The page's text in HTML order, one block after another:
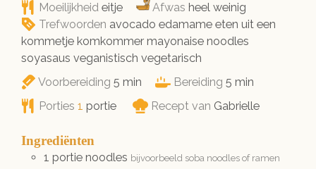
Moeilijkheideitje Afwas heel weinig
Trefwoorden avocado edamame eten uit een
kommetje komkommer mayonaise noodles
soyasaus veganistisch vegetarisch
Voorbereiding5 minuten
min Bereiding 5minuten
min
Porties1 portie Recept van Gabrielle
Ingrediënten
1 portie noodles bijvoorbeeld soba noodles of ramen